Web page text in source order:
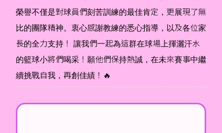
榮譽不僅是對球員們刻苦訓練的最佳肯定，更展現了無
比的團隊精神。衷心感謝教練的悉心指導，以及各位家
長的全力支持！ 讓我們一起為這群在球場上揮灑汗水
的籃球小將們喝采！願他們保持熱誠，在未來賽事中繼
續挑戰自我，再創佳績！🔥